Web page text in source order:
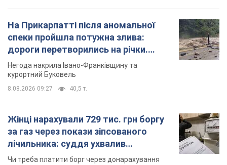
На Прикарпатті після аномальної
спеки пройшла потужна злива:
дороги перетворились на річки.
Відео
Негода накрила Івано-Франківщину та
курортний Буковель
8.08.2026 09:27 40,5 т.
Жінці нарахували 729 тис. грн боргу
за газ через покази зіпсованого
лічильника: суддя ухвалив
неочікуване рішення
Чи треба платити борг через донарахування